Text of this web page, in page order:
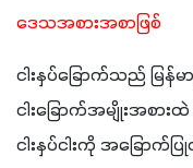
ဒေသအစားအစာဖြစ်
ငါးနှပ်ခြောက်သည် မြ
ငါးခြောက်အမျိုးအစာ
ငါးနှပ်ငါးကို အခြော